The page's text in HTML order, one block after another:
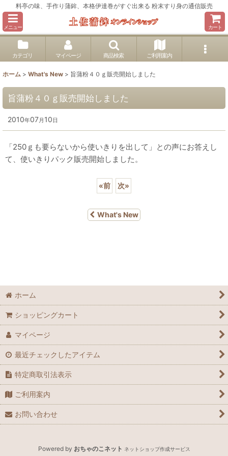
料亭の味、手作り蒲鉾、本格伊達巻がすぐ出来る 粉末すり身の通信販売
メニュー カート
カテゴリ マイページ 商品検索 ご利用案内
ホーム > What's New > 旨蒲粉４０ｇ販売開始しました
旨蒲粉４０ｇ販売開始しました
2010年07月 10日
「250ｇも要らないから使いきりを出して」との声にお答えし
て、使いきりパック販売開始しました。
«前 次»
What's New
ホーム
ショッピングカート
マイページ
最近チェックしたアイテム
特定商取引法表示
ご利用案内
お問い合わせ
Powered by おちゃのこネット ネットショップ作成サービス